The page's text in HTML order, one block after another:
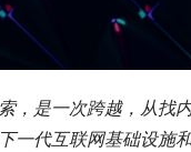
，是一次跨越，从找
一代互联网基础设施